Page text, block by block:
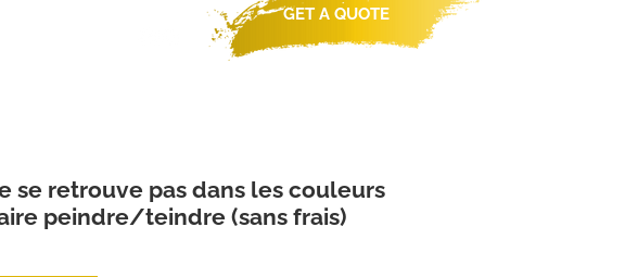
GET A QUOTE
se retrouve pas dans les couleurs
peindre/teindre (sans frais)